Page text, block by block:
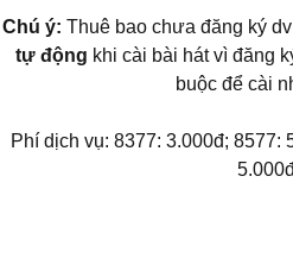
Chú ý: Thuê bao chưa đăng ký
tự động khi cài bài hát vì đăng
buộc để cài
Phí dịch vụ: 8377: 3.000đ; 8577: